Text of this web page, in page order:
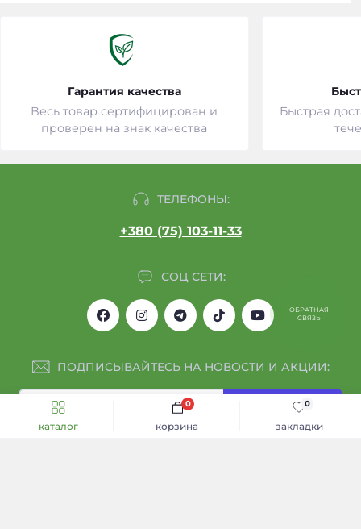
каталог закладки
0
корзина
0
Гарантия качества
Весь товар сертифицирован и
проверен на знак качества
Быстрая
ТЕЛЕФОНЫ:
+380 (75) 103-11-33
СОЦ СЕТИ:
ПОДПИСЫВАЙТЕСЬ НА НОВОСТИ И АКЦИИ:
Подписаться
ОБРАТНАЯ
СВЯЗЬ